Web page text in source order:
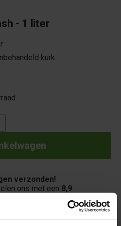
- 1 liter
kurk
verzonden!
ons met een 8,9